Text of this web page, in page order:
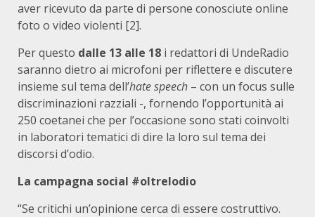
aver ricevuto da parte di persone conosciute online
foto o video violenti [2].
Per questo dalle 13 alle 18 i redattori di UndeRadio
saranno dietro ai microfoni per riflettere e discutere
insieme sul tema dell’hate speech – con un focus sulle
discriminazioni razziali -, fornendo l’opportunità ai
250 coetanei che per l’occasione sono stati coinvolti
in laboratori tematici di dire la loro sul tema dei
discorsi d’odio.
La campagna social #oltrelodio
“Se critichi un’opinione cerca di essere costruttivo.